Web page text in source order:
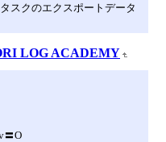
スクのエクスポートデータ
LOG ACADEMY
〓O